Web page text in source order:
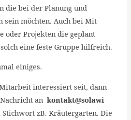
die bei der Planung und
möchten. Auch bei Mit-
oder Projekten die geplant
eine feste Gruppe hilfreich.
einiges.
interessiert seit, dann
ankontakt@solawi-
zB. Kräutergarten. Die